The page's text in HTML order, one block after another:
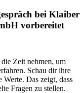
bei Klaiber
vorbereitet
Zeit nehmen, um
Schau dir ihre
Werte. Das zeigt, dass
Fragen zu stellen.